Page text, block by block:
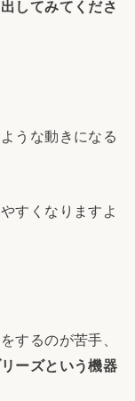
してみてくださ
うな動きになる
すくなりますよ
するのが苦手、
ーズという機器